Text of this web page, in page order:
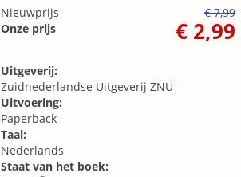
Nieuwprijs
€ 7,99
Onze prijs
€ 2,99
Uitgeverij:
Zuidnederlandse Uitgeverij ZNU
Uitvoering:
Paperback
Taal:
Nederlands
Staat van het boek: